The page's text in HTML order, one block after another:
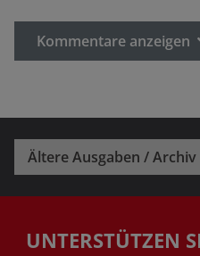
Kommentare anzeigen
Ältere Ausgaben / Archiv
UNTERSTÜTZEN